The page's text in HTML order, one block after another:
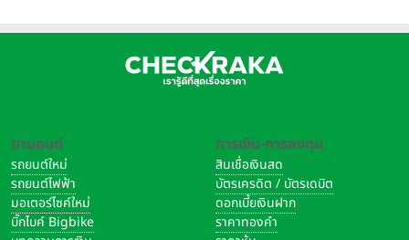
ยานยนต์
รถยนต์ใหม่
รถยนต์ไฟฟ้า
มอเตอร์ไซค์ใหม่
บิ๊กไบค์ Bigbike
การเงิน-การลงทุน
สินเชื่อเงินสด
บัตรเครดิต / บัตรเดบิต
ดอกเบี้ยเงินฝาก
ราคาทองคำ